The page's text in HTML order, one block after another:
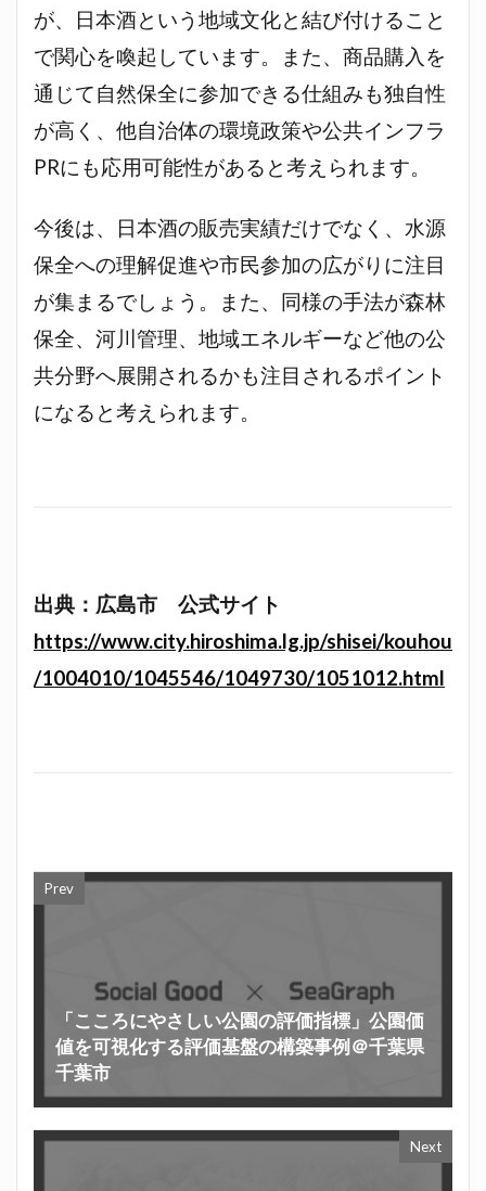
が、日本酒という地域文化と結び付けること
で関心を喚起しています。また、商品購入を
通じて自然保全に参加できる仕組みも独自性
が高く、他自治体の環境政策や公共インフラ
PRにも応用可能性があると考えられます。
今後は、日本酒の販売実績だけでなく、水源
保全への理解促進や市民参加の広がりに注目
が集まるでしょう。また、同様の手法が森林
保全、河川管理、地域エネルギーなど他の公
共分野へ展開されるかも注目されるポイント
になると考えられます。
出典：広島市 公式サイト
https://www.city.hiroshima.lg.jp/shisei/kouhou
/1004010/1045546/1049730/1051012.html
Prev
「こころにやさしい公園の評価指標」公園価
値を可視化する評価基盤の構築事例＠千葉県
千葉市
Next